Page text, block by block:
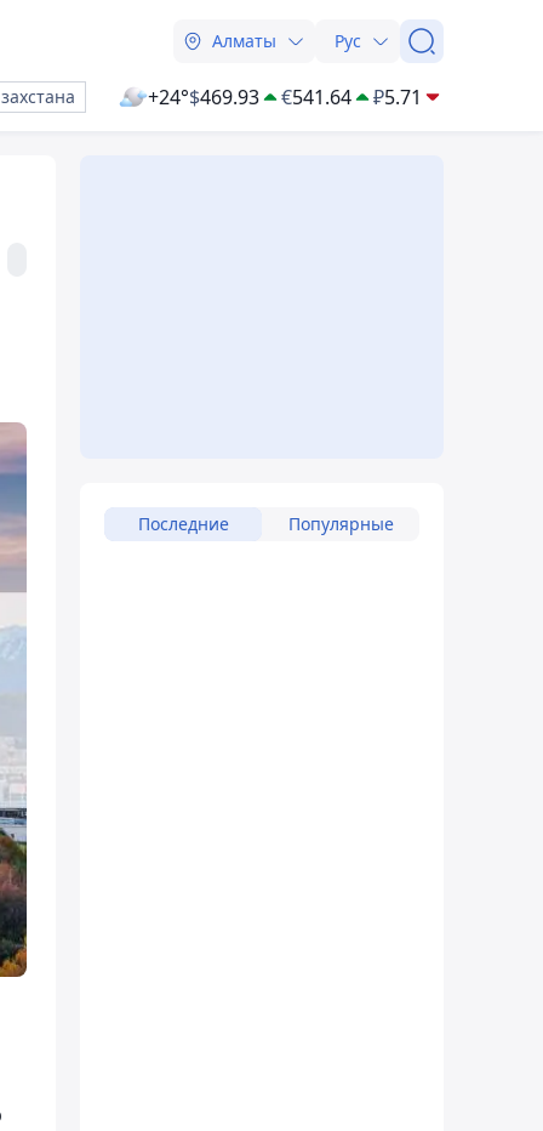
Алматы Рус
+24°$469.93 €541.64 ₽5.71
Последние Популярные